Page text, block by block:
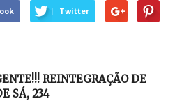
Twitter
REINTEGRAÇÃO DE
POSSE DA OCUPAÇÃO MEM DE SÁ, 234‏